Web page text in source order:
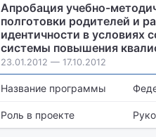
Апробация учебно-
полготовки родителей и
идентичности в условиях
системы повышения
23.01.2012 — 17.10.2012
Название программы
Роль в проекте